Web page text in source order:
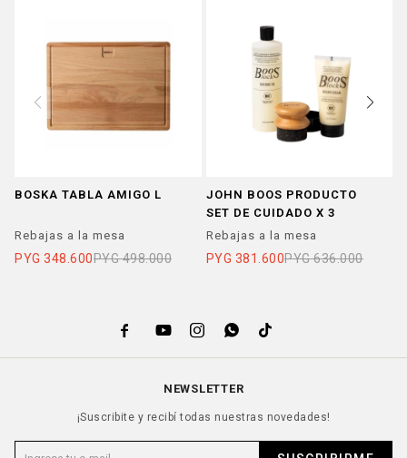
BOSKA TABLA AMIGO L
Rebajas a la mesa
PYG 348.600PYG 498.000
JOHN BOOS PRODUCTO
SET DE CUIDADO X 3
Rebajas a la mesa
PYG 381.600PYG 636.000
    
NEWSLETTER
¡Suscribite y recibí todas nuestras novedades!